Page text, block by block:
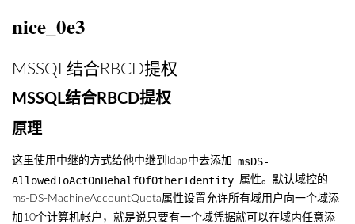
nice_0e3
MSSQL结合RBCD提权
MSSQL结合RBCD提权
原理
这里使用中继的方式给他中继到ldap中去添加
msDS-
AllowedToActOnBehalfOfOtherIdentity 属性。默认域控的
ms-DS-MachineAccountQuota属性设置允许所有域用户向一个域添
加10个计算机帐户，就是说只要有一个域凭据就可以在域内任意添